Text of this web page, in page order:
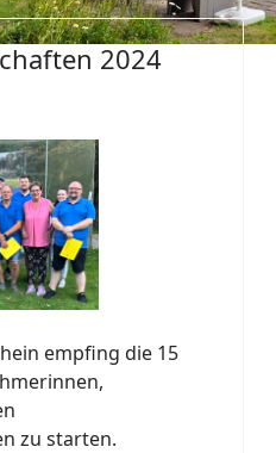
2024
empfing die 15
zu starten.